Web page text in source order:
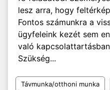
lesz arra, hogy
Fontos számunkra a
ügyfeleink kezét sem
való
Szükség...
Távmunka/otthoni munka